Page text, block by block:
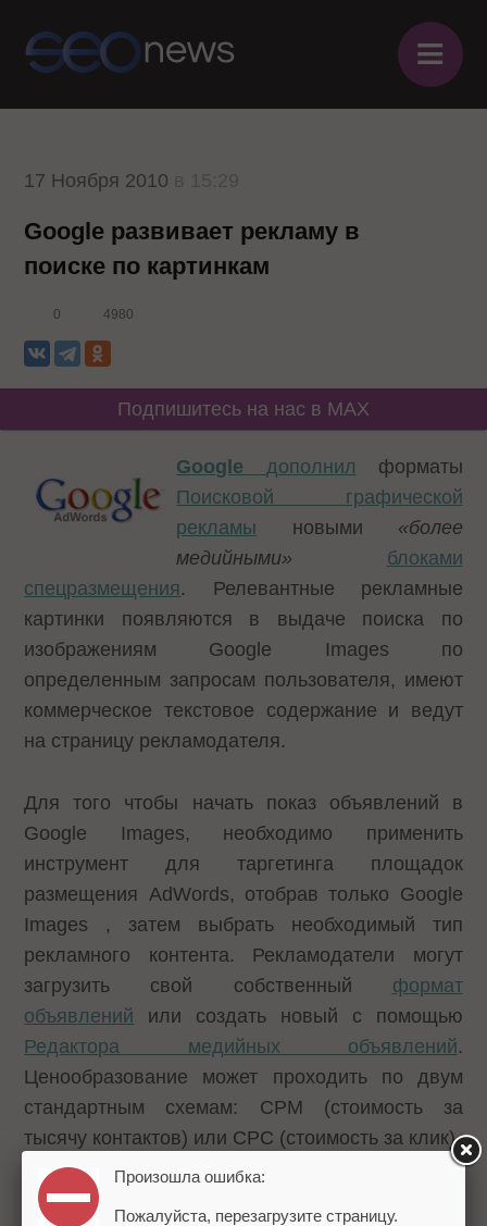
≡
17 Ноября 2010
Google развивает рекламу в
поиске по картинкам
0 4980
Подпишитесь на нас в MAX
Google дополнил форматы
Поисковой графической
рекламы новыми «более
медийными»
блоками
спецразмещения. Релевантные рекламные
картинки появляются в выдаче поиска по
изображениям Google Images по
определенным запросам пользователя, имеют
коммерческое текстовое содержание и ведут
на страницу рекламодателя.
Для того чтобы начать показ объявлений в
Google Images, необходимо применить
инструмент для таргетинга площадок
размещения AdWords, отобрав только Google
Images , затем выбрать необходимый тип
рекламного контента. Рекламодатели могут
загрузить свой собственный формат
объявлений или создать новый с помощью
Редактора медийных объявлений.
Ценообразование может проходить по двум
стандартным схемам: CPM (стоимость за
тысячу контактов) или CPC (стоимость за клик).
Произошла ошибка:
Пожалуйста, перезагрузите страницу.